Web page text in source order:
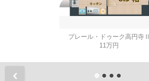
プレール・ドゥーク高円寺Ⅱ
11万円